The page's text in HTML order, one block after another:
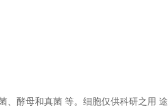
、酵母和真菌 等。细胞仅供科研之用 途